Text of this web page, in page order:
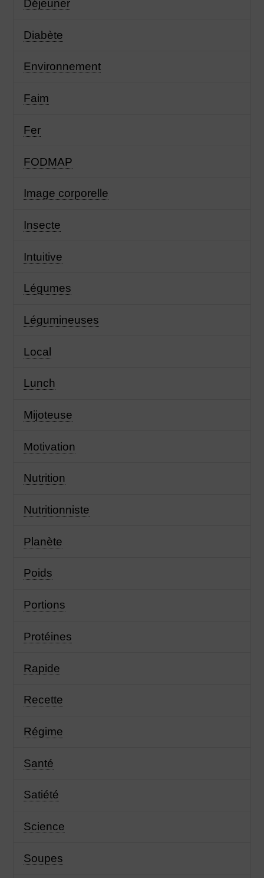
Déjeuner
Diabète
Environnement
Faim
Fer
FODMAP
Image corporelle
Insecte
Intuitive
Légumes
Légumineuses
Local
Lunch
Mijoteuse
Motivation
Nutrition
Nutritionniste
Planète
Poids
Portions
Protéines
Rapide
Recette
Régime
Santé
Satiété
Science
Soupes